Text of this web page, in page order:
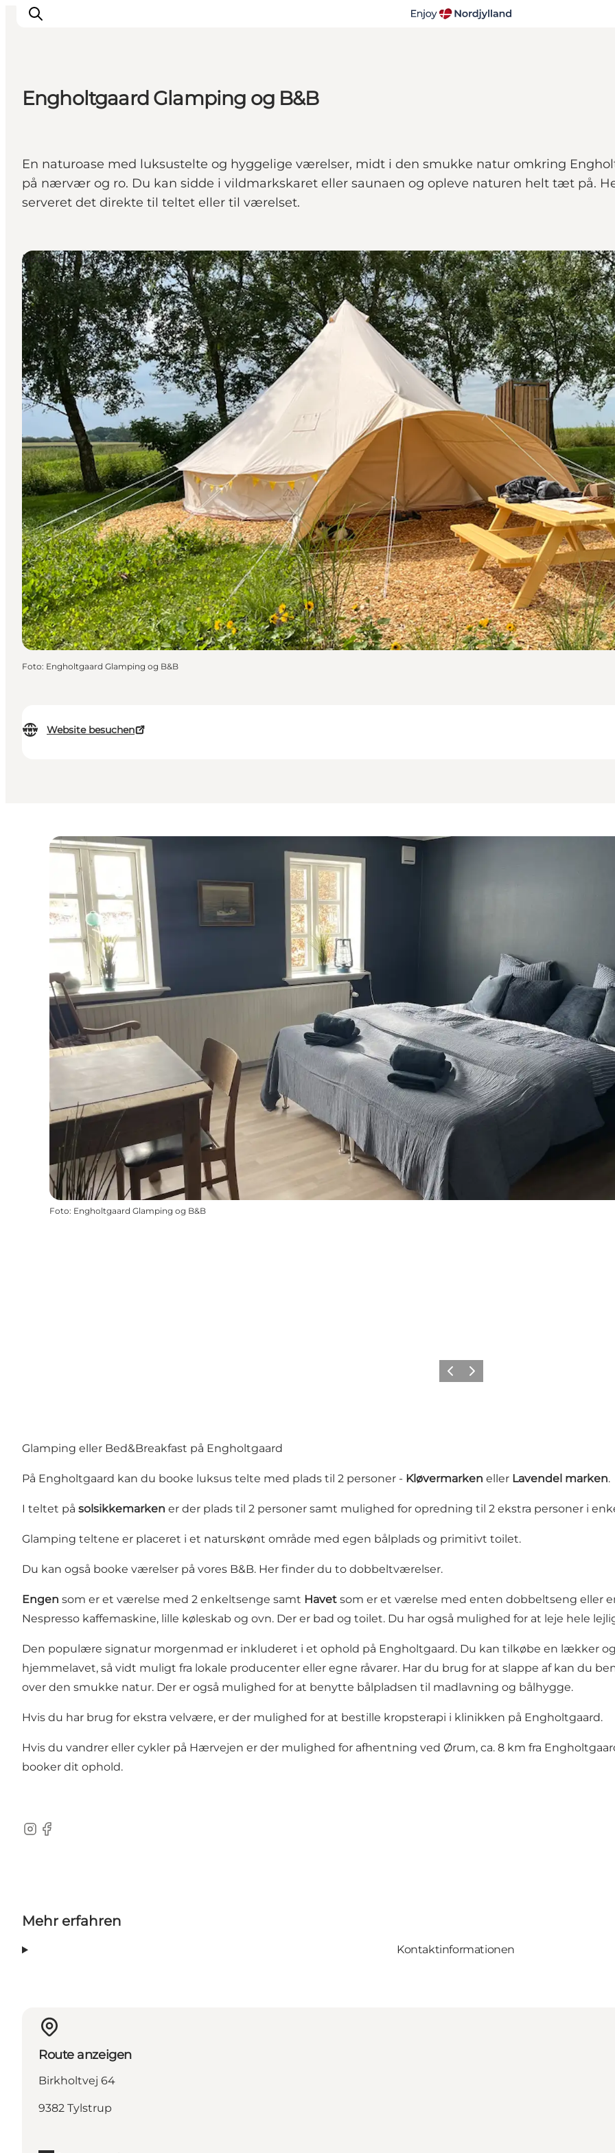
Destinationen
Guides
Veranstaltungen
Engholtgaard Glamping og B&B
En naturoase med luksustelte og hyggelige værelser, midt i den smukke natur omkring
på nærvær og ro. Du kan sidde i vildmarkskaret eller saunaen og opleve naturen helt tæt på.
serveret det direkte til teltet eller til værelset.
Website besuchen
Bed & Breakfast
Foto: Engholtgaard Glamping og B&B
Foto: Engholtgaard Glamping og B&B
ZurückWeiter
Glamping eller Bed&Breakfast på Engholtgaard
På Engholtgaard kan du booke luksus telte med plads til 2 personer - Kløvermarken eller Lavendel marken.
I teltet på solsikkemarken er der plads til 2 personer samt mulighed for opredning til 2 ekstra personer i
Glamping teltene er placeret i et naturskønt område med egen bålplads og primitivt toilet.
Du kan også booke værelser på vores B&B. Her finder du to dobbeltværelser.
Engen som er et værelse med 2 enkeltsenge samt Havet som er et værelse med enten dobbeltseng eller
Nespresso kaffemaskine, lille køleskab og ovn. Der er bad og toilet. Du har også mulighed for at leje hele
Den populære signatur morgenmad er inkluderet i et ophold på Engholtgaard. Du kan tilkøbe en lækker
hjemmelavet, så vidt muligt fra lokale producenter eller egne råvarer. Har du brug for at slappe af kan du
over den smukke natur. Der er også mulighed for at benytte bålpladsen til madlavning og bålhygge.
Hvis du har brug for ekstra velvære, er der mulighed for at bestille kropsterapi i klinikken på Engholtgaard.
Hvis du vandrer eller cykler på Hærvejen er der mulighed for afhentning ved Ørum, ca. 8 km fra
booker dit ophold.
Instagram
Facebook
Mehr erfahren
Kontaktinformationen
Route anzeigen
Birkholtvej 64
9382 Tylstrup